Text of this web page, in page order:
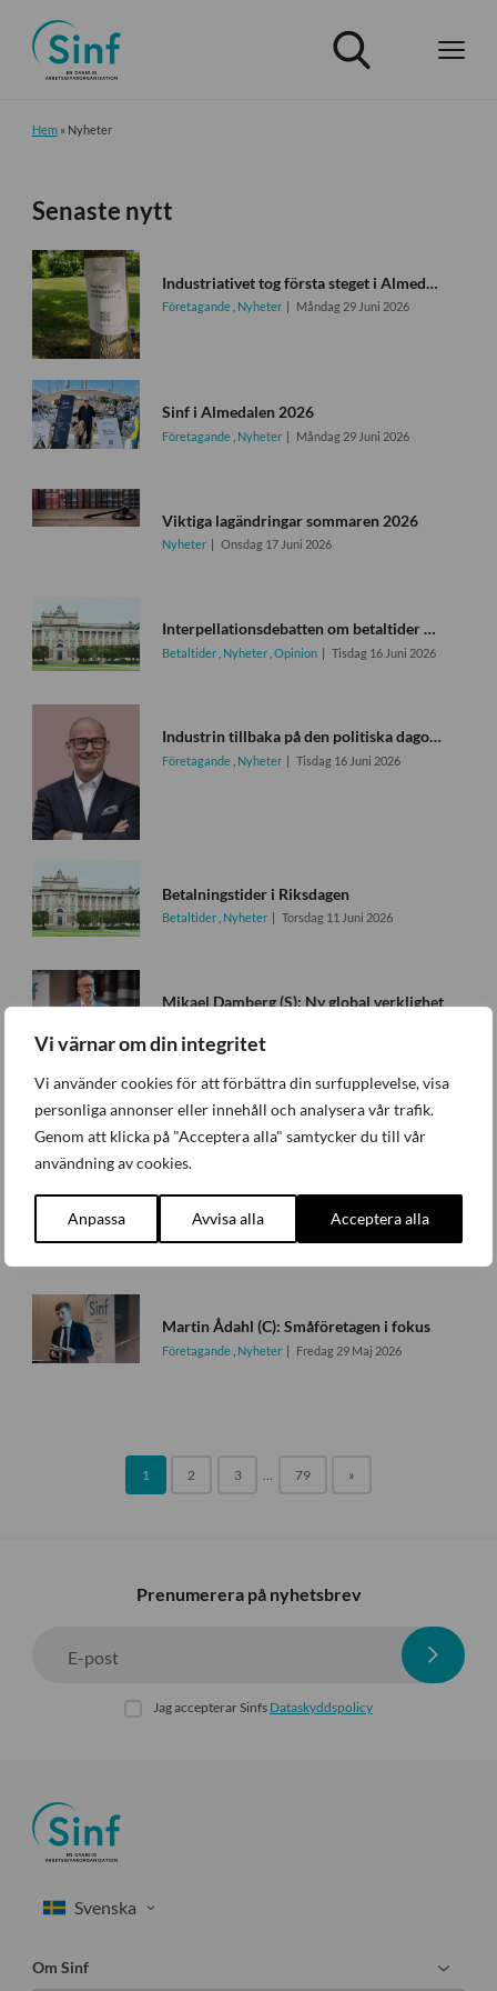
Vi värnar om din integritet
Vi använder cookies för att förbättra din surfupplevelse, visa
personliga annonser eller innehåll och analysera vår trafik.
Genom att klicka på "Acceptera alla" samtycker du till vår
användning av cookies.
Anpassa Avvisa alla Acceptera alla
Hem» Nyheter
Senaste nytt
Industriativet tog första steget i Almedalen
Företagande Nyheter Måndag 29 Juni 2026
Sinf i Almedalen 2026
Företagande Nyheter Måndag 29 Juni 2026
Viktiga lagändringar sommaren 2026
Nyheter Onsdag 17 Juni 2026
Interpellationsdebatten om betaltider uppskjuten igen
Betaltider Nyheter Opinion Tisdag 16 Juni 2026
Industrin tillbaka på den politiska dagordningen
Företagande Nyheter Tisdag 16 Juni 2026
Betalningstider i Riksdagen
Betaltider Nyheter Torsdag 11 Juni 2026
Mikael Damberg (S): Ny global verklighet
Tobias Andersson (SD): Energipolitik och reformtempo i fokus
Företagande,Nyheter Fredag 29 Maj 2026
Företagande,Nyheter Fredag 29 Maj 2026
Martin Ådahl (C): Småföretagen i fokus
Företagande Nyheter Fredag 29 Maj 2026
1 2 3 79 »
Prenumerera på nyhetsbrev
E-post
Jag accepterar Sinfs Dataskyddspolicy
Om Sinf